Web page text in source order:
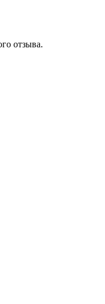
отзыва.